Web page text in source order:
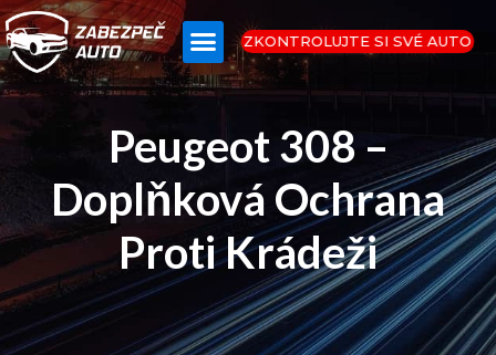
ZKONTROLUJTE SI SVÉ AUTO
Peugeot 308 –
Doplňková Ochrana
Proti Krádeži